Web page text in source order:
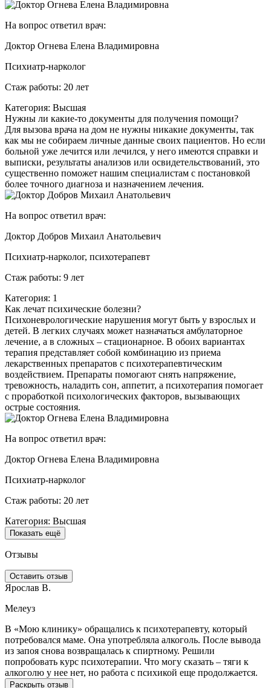
На вопрос ответил врач:
Доктор Огнева Елена Владимировна
Психиатр-нарколог
Стаж работы: 20 лет
Категория: Высшая
Нужны ли какие-то документы для получения помощи?
Для вызова врача на дом не нужны никакие документы, так
как мы не собираем личные данные своих пациентов. Но если
больной уже лечится или лечился, у него имеются справки и
выписки, результаты анализов или освидетельствований, это
существенно поможет нашим специалистам с постановкой
более точного диагноза и назначением лечения.
На вопрос ответил врач:
Доктор Добров Михаил Анатольевич
Психиатр-нарколог, психотерапевт
Стаж работы: 9 лет
Категория: 1
Как лечат психические болезни?
Психоневрологические нарушения могут быть у взрослых и
детей. В легких случаях может назначаться амбулаторное
лечение, а в сложных – стационарное. В обоих вариантах
терапия представляет собой комбинацию из приема
лекарственных препаратов с психотерапевтическим
воздействием. Препараты помогают снять напряжение,
тревожность, наладить сон, аппетит, а психотерапия помогает
с проработкой психологических факторов, вызывающих
острые состояния.
На вопрос ответил врач:
Доктор Огнева Елена Владимировна
Психиатр-нарколог
Стаж работы: 20 лет
Категория: Высшая
Показать ещё
Отзывы
Оставить отзыв
Ярослав В.
Мелеуз
В «Мою клинику» обращались к психотерапевту, который
потребовался маме. Она употребляла алкоголь. После вывода
из запоя снова возвращалась к спиртному. Решили
попробовать курс психотерапии. Что могу сказать – тяги к
алкоголю у нее нет, но работа с психикой еще продолжается.
Раскрыть отзыв